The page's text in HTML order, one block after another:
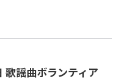
歌謡曲ボランティア